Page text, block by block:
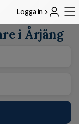
Logga in
i Årjäng